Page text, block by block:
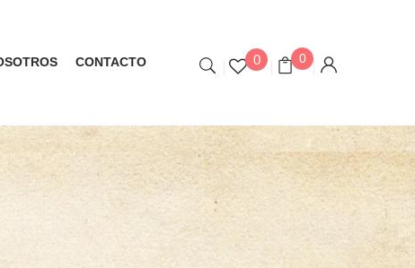
CONTACTO 0 0